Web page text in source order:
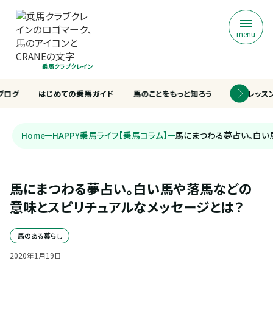
乗馬クラブクレイン
menu
はじめての乗馬ガイド 馬のことをもっと知ろう 乗馬レッス
ログ
Home HAPPY乗馬ライフ【乗馬コラム】 馬にまつわる夢占い。白
馬にまつわる夢占い。白い馬や落馬などの
意味とスピリチュアルなメッセージとは？
馬のある暮らし
2020年1 月19日